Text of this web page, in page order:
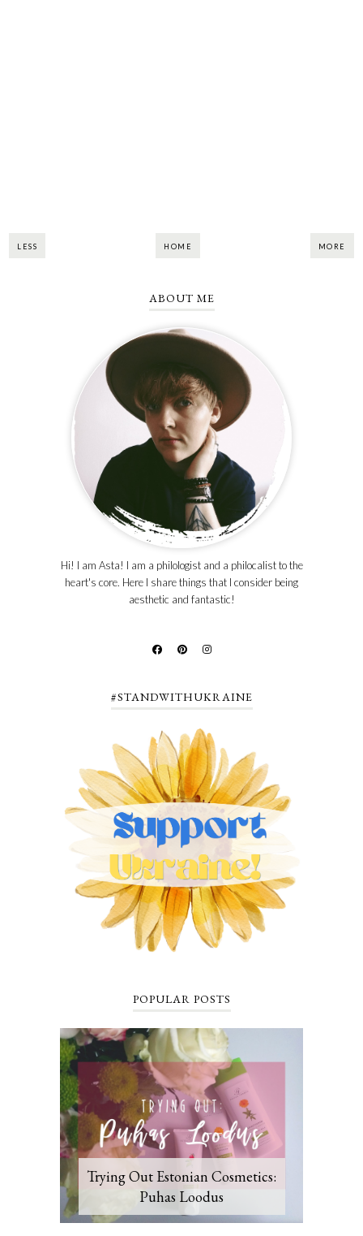
LESS HOME MORE
ABOUT ME
Hi! I am Asta! I am a philologist and a philocalist to the
heart's core. Here I share things that I consider being
aesthetic and fantastic!
#STANDWITHUKRAINE
POPULAR POSTS
Trying Out Estonian Cosmetics:
Puhas Loodus